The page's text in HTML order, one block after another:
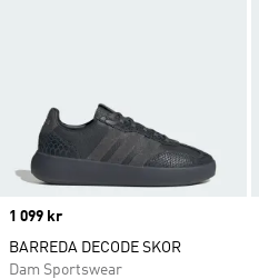
Price
1 099 kr
BARREDA DECODE SKOR
Dam Sportswear